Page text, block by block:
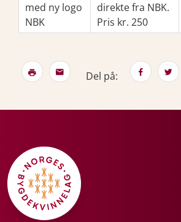
med ny logo
NBK
direkte fra NBK.
Pris kr. 250
Del på: